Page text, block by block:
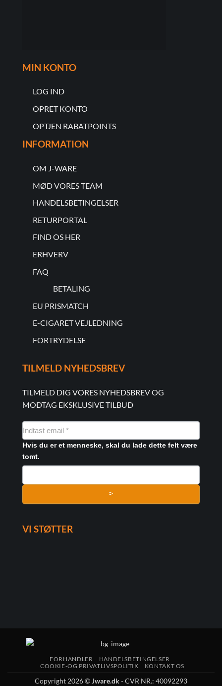
MIN KONTO
LOG IND
OPRET KONTO
OPTJEN RABATPOINTS
INFORMATION
OM J-WARE
MØD VORES TEAM
HANDELSBETINGELSER
RETURPORTAL
FIND OS HER
ERHVERV
FAQ
BETALING
EU PRISMATCH
E-CIGARET VEJLEDNING
FORTRYDELSE
TILMELD NYHEDSBREV
TILMELD DIG VORES NYHEDSBREV OG
MODTAG EKSKLUSIVE TILBUD
NYHEDSMAIL
FORMULAR
Hvis du er et menneske, skal du lade dette felt være
tomt.
>
VI STØTTER
FORHANDLER
HANDELSBETINGELSER
COOKIE-OG PRIVATLIVSPOLITIK
KONTAKT OS
Copyright 2026 ©Jware.dk- CVR NR.: 40092293